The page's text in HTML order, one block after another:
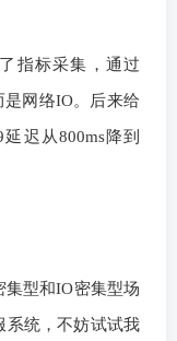
指标采集，通过
是网络IO。后来给
迟从800ms降到
集型和IO密集型场
系统，不妨试试我